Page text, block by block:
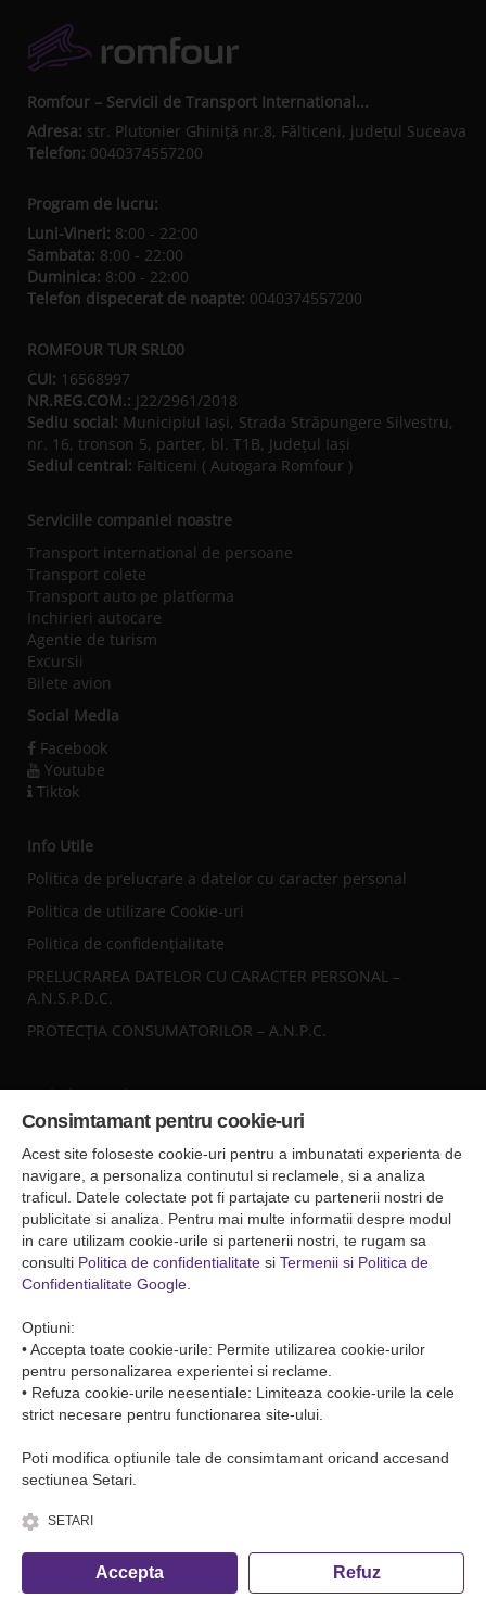
Fa o rezervare telefonica
Romfour – Servicii de Transport International...
Adresa: str. Plutonier Ghiniţă nr.8, Fălticeni, judeţul Suceava
Telefon: 0040374557200
Program de lucru:
Luni-Vineri: 8:00 - 22:00
Sambata: 8:00 - 22:00
Duminica: 8:00 - 22:00
Telefon dispecerat de noapte: 0040374557200
ROMFOUR TUR SRL00
CUI: 16568997
NR.REG.COM.: J22/2961/2018
Sediu social: Municipiul Iaşi, Strada Străpungere Silvestru,
nr. 16, tronson 5, parter, bl. T1B, Județul Iaşi
Sediul central: Falticeni ( Autogara Romfour )
Serviciile companiei noastre
Transport international de persoane
Transport colete
Transport auto pe platforma
Inchirieri autocare
Agentie de turism
Excursii
Bilete avion
Social Media
Facebook
Youtube
Tiktok
Info Utile
Politica de prelucrare a datelor cu caracter personal
Politica de utilizare Cookie-uri
Politica de confidențialitate
PRELUCRAREA DATELOR CU CARACTER PERSONAL –
A.N.S.P.D.C.
PROTECȚIA CONSUMATORILOR – A.N.P.C.
Sediul central
Falticeni ( Autogara Romfour )
str. Plutonier Ghiniţă nr.8, Fălticeni, judeţul Suceava
0040374557200
Condiții de Transport
Condițiile de transport colete
Condițiile de transport persone
© Copyright 2026 Romfour-Tur S.R.L. J22/2961/2018
Consimtamant pentru cookie-uri
Acest site foloseste cookie-uri pentru a imbunatati experienta de
navigare, a personaliza continutul si reclamele, si a analiza
traficul. Datele colectate pot fi partajate cu partenerii nostri de
publicitate si analiza. Pentru mai multe informatii despre modul
in care utilizam cookie-urile si partenerii nostri, te rugam sa
consulti Politica de confidentialitate si Termenii si Politica de
Confidentialitate Google
Optiuni:
• Accepta toate cookie-urile: Permite utilizarea cookie-urilor
pentru personalizarea experientei si reclame.
• Refuza cookie-urile neesentiale: Limiteaza cookie-urile la cele
strict necesare pentru functionarea site-ului.
Poti modifica optiunile tale de consimtamant oricand accesand
sectiunea Setari.
SETARI
Accepta Refuz